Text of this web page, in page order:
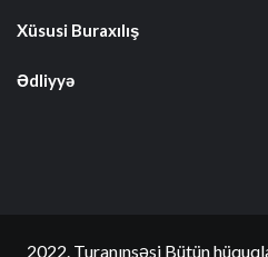
Xüsusi Buraxılış
Ədliyyə
2022. Turanınsəsi Bütün